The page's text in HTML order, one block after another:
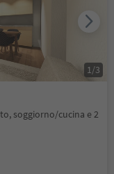
soggiorno/cucina e 2
1 /3